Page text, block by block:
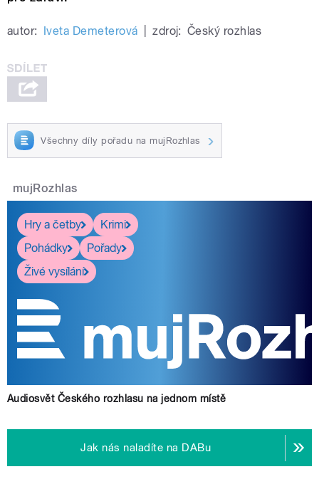
autor: Iveta Demeterová zdroj: Český rozhlas
Všechny díly pořadu na mujRozhlas
mujRozhlas
Hry a četby
Krimi
Pohádky
Pořady
Živé vysílání
Audiosvět Českého rozhlasu na jednom místě
Jak nás naladíte na DABu